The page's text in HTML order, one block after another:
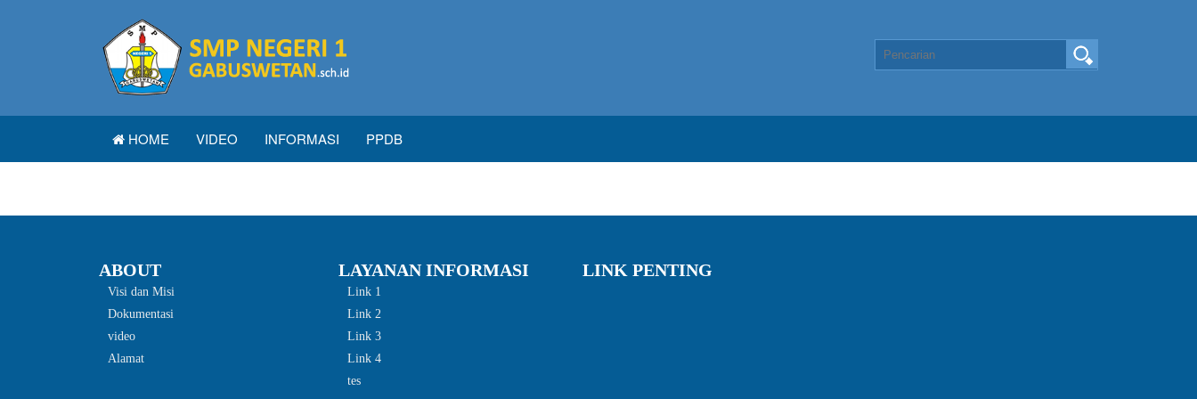
HOME VIDEO INFORMASI PPDB
ABOUT
Visi dan Misi
Dokumentasi
video
Alamat
LAYANAN INFORMASI
Link 1
Link 2
Link 3
Link 4
tes
LINK PENTING